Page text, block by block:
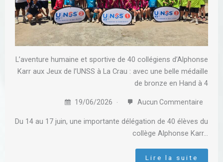
L’aventure humaine et sportive de 40 collégiens d’Alphonse
Karr aux Jeux de l’UNSS à La Crau : avec une belle médaille
de bronze en Hand à 4
19/06/2026 Aucun Commentaire
Du 14 au 17 juin, une importante délégation de 40 élèves du
collège Alphonse Karr…
Lire la suite